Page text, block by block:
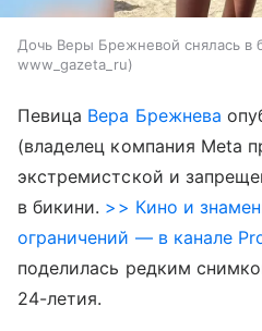
Дочь Веры Брежневой снялась в
www_gazeta_ru
Певица Вера Брежнева
(владелец компания Meta
экстремистской и
в бикини. >> Кино и
ограничений — в канале
поделилась редким
24-летия.